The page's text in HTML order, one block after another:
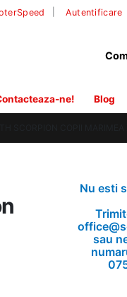
Autentificare
ne! Blog
Nu esti
sau